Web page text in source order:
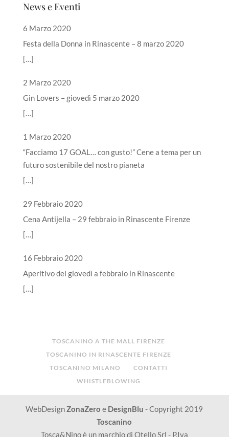
News e Eventi
6 Marzo 2020
Festa della Donna in Rinascente – 8 marzo 2020
[…]
2 Marzo 2020
Gin Lovers – giovedì 5 marzo 2020
[…]
1 Marzo 2020
“Facciamo 17 GOAL… con gusto!” Cene a tema per un
futuro sostenibile del nostro pianeta
[…]
29 Febbraio 2020
Cena Antijella – 29 febbraio in Rinascente Firenze
[…]
16 Febbraio 2020
Aperitivo del giovedì a febbraio in Rinascente
[…]
TOSCANINO A THE MALL FIRENZE
TOSCANINO IN RINASCENTE FIRENZE
TOSCANINO MILANO
CONTATTI
WHISTLEBLOWING
WebDesignZonaZero e DesignBlu - Copyright 2019
Toscanino
Tosca&Nino è un marchio di Otello Srl - P.Iva